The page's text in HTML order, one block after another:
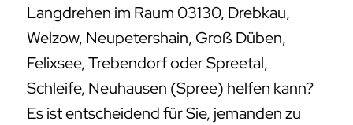
Langdrehen im Raum 03130, Drebkau,
Welzow, Neupetershain, Groß Düben,
Felixsee, Trebendorf oder Spreetal,
Schleife, Neuhausen (Spree) helfen kann?
Es ist entscheidend für Sie, jemanden zu